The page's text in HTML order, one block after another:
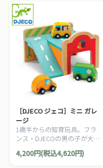
［DJECO ジェコ］ミニ ガレ
ージ
1歳半からの知育玩具。フラ
ンス・DJECOの男の子が大好
きな車がセットのガレージセ
ットです。
4,200円(税込4,620円)